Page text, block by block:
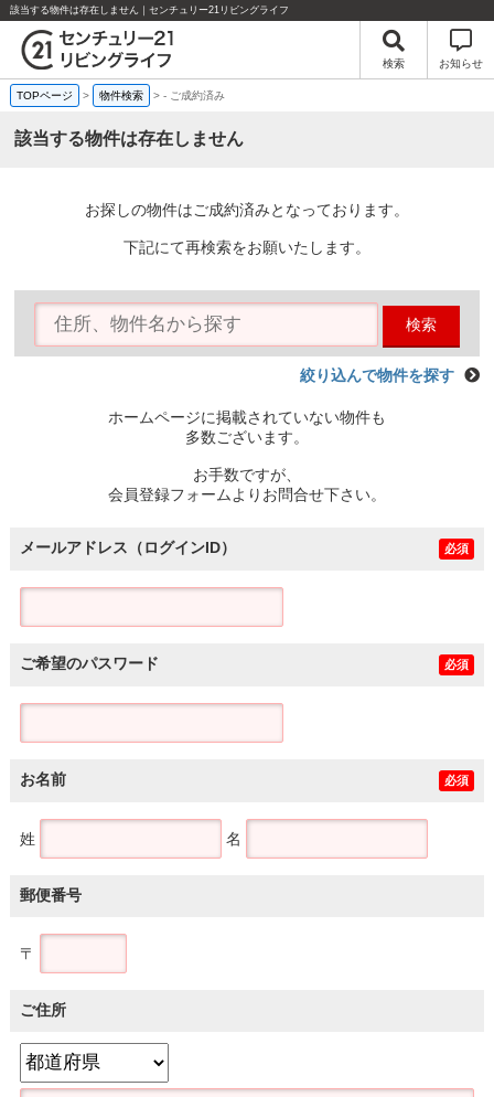
該当する物件は存在しません｜センチュリー21リビングライフ
検索 お知らせ
TOPページ > 物件検索 >- ご成約済み
該当する物件は存在しません
お探しの物件はご成約済みとなっております。
下記にて再検索をお願いたします。
検索
絞り込んで物件を探す
ホームページに掲載されていない物件も
多数ございます。
お手数ですが、
会員登録フォームよりお問合せ下さい。
メールアドレス（ログインID） 必須
ご希望のパスワード 必須
お名前 必須
姓 名
郵便番号
〒
ご住所